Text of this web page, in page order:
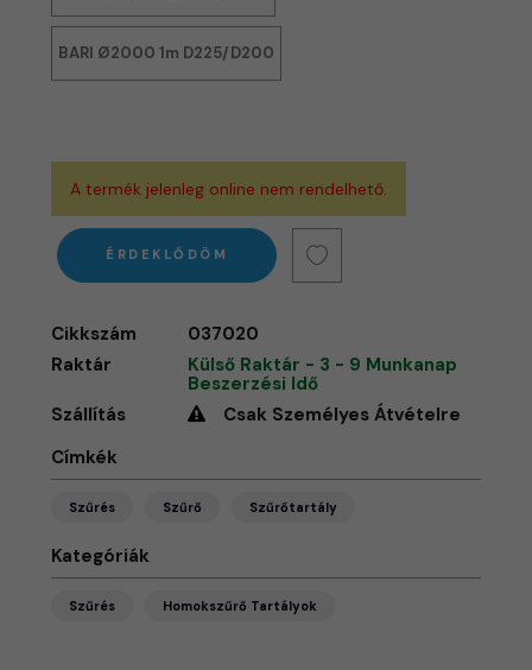
BARI Ø2000 1m D225/D200
A termék jelenleg online nem rendelhető.
ÉRDEKLŐDÖM
Cikkszám
037020
Raktár
Külső Raktár - 3 - 9 Munkanap
Beszerzési Idő
Szállítás
Csak Személyes Átvételre
Címkék
Szűrés Szűrő Szűrőtartály
Kategóriák
Szűrés Homokszűrő Tartályok